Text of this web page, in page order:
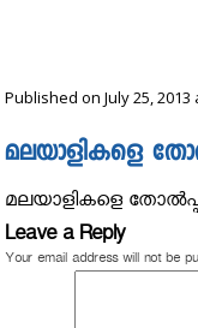
Published on July 25, 2013
മലയാളികളെ
മലയാളികളെ
Leave a Reply
Your email address will not be